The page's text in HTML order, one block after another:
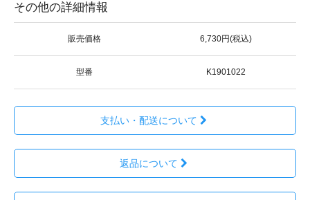
その他の詳細情報
販売価格 6,730円(税込)
型番 K1901022
支払い・配送について
返品について